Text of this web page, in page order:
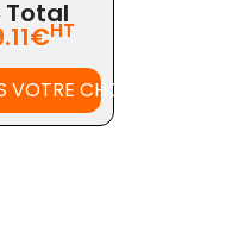
Total
HT
VOTRE CHOIX